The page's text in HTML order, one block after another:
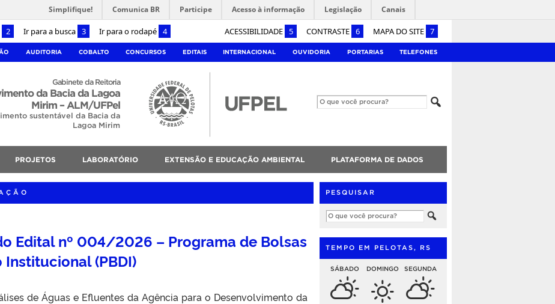
2 Ir para a busca 3 Ir para o rodapé 4 ACESSIBILIDADE 5 CONTRASTE 6 MAPA DO SITE 7
Simplifique! Comunica BR Participe Acesso à informação Legislação Canais
AUDITORIA COBALTO CONCURSOS EDITAIS INTERNACIONAL OUVIDORIA PORTARIAS TELEFONES
Gabinete da Reitoria
da Bacia da Lagoa
Mirim – ALM/UFPel
sustentável da Bacia da
Lagoa Mirim
PROJETOS LABORATÓRIO EXTENSÃO E EDUCAÇÃO AMBIENTAL PLATAFORMA DE DADOS
Edital nº 004/2026 – Programa de Bolsas
(PBDI)
de Águas e Efluentes da Agência para o Desenvolvimento da
PESQUISAR
TEMPO EM PELOTAS, RS
SÁBADO DOMINGO SEGUNDA